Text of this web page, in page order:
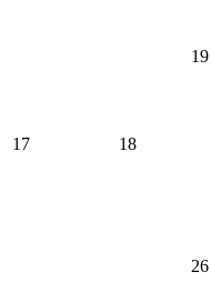
17 18
19
26